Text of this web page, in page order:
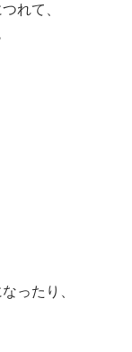
れて、
ったり、